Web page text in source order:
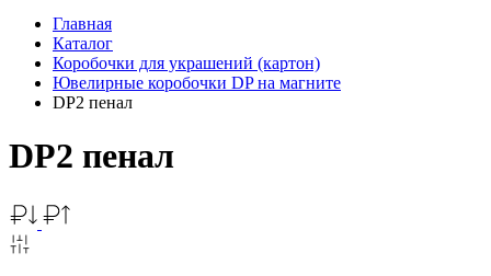
Главная
Каталог
Коробочки для украшений (картон)
Ювелирные коробочки DP на магните
DP2 пенал
DP2 пенал